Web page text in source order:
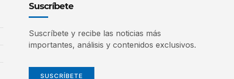
Suscríbete
Suscríbete y recibe las noticias más
importantes, análisis y contenidos exclusivos.
SUSCRÍBETE